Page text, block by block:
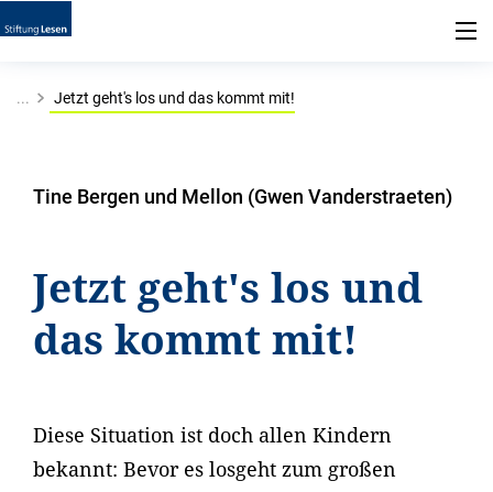
... Jetzt geht's los und das kommt mit!
Tine Bergen und Mellon (Gwen Vanderstraeten)
Jetzt geht's los und
das kommt mit!
Diese Situation ist doch allen Kindern
bekannt: Bevor es losgeht zum großen